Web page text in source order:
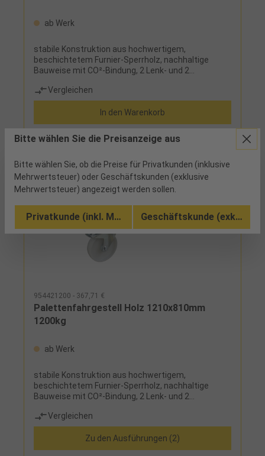
ab Werk
stabile Konstruktion aus hochwertigem,
beschichtetem Furnier-Sperrholz, nachhaltige
Bauweise mit CO²-Bindung, 2 Lenk- und 2
Ladefläche für ergonomisches Arbeiten
Einsatz:Abstellen von Paletten, Gitterboxen,
Stapelbehältern in ergonomisch günstiger Höhe
Vergleichen
In den Warenkorb
954421200 - 367,71 €
Palettenfahrgestell Holz 1210x810mm
1200kg
ab Werk
stabile Konstruktion aus hochwertigem,
beschichtetem Furnier-Sperrholz, nachhaltige
Bauweise mit CO²-Bindung, 2 Lenk- und 2
Paletten, Gitterboxen, Stapelbehältern
Vergleichen
Zu den Ausführungen (2)
Bitte wählen Sie die Preisanzeige aus
Bitte wählen Sie, ob die Preise für Privatkunden (inklusive
Mehrwertsteuer) oder Geschäftskunden (exklusive
Mehrwertsteuer) angezeigt werden sollen.
Privatkunde (inkl. MwSt.) Geschäftskunde (exkl.